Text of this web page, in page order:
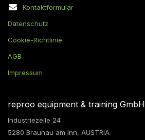
Kontaktformular
Datenschutz
Cookie-Richtlinie
AGB
Impressum
reproo equipment & training GmbH
Industriezeile 24
5280 Braunau am Inn, AUSTRIA